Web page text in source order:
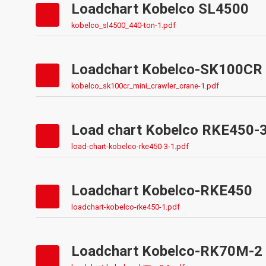
Loadchart Kobelco SL4500
kobelco_sl4500_440-ton-1.pdf
Loadchart Kobelco-SK100CR
kobelco_sk100cr_mini_crawler_crane-1.pdf
Load chart Kobelco RKE450-
load-chart-kobelco-rke450-3-1.pdf
Loadchart Kobelco-RKE450
loadchart-kobelco-rke450-1.pdf
Loadchart Kobelco-RK70M-2